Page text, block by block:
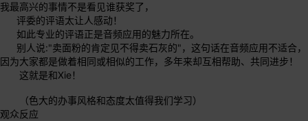
我最高兴的事情不是看见谁获奖了，
评委的评语太让人感动！
如此专业的评语正是音频应用的魅力所在。
别人说:"卖面粉的肯定见不得卖石灰的"，这句话在音频应用不适合，
因为大家都是做着相同或相似的工作，多年来却互相帮助、共同进步！
这就是和Xie！
（色大的办事风格和态度太值得我们学习）
观众反应